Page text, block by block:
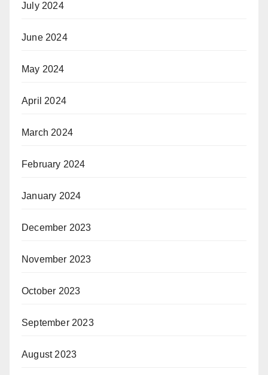
July 2024
June 2024
May 2024
April 2024
March 2024
February 2024
January 2024
December 2023
November 2023
October 2023
September 2023
August 2023